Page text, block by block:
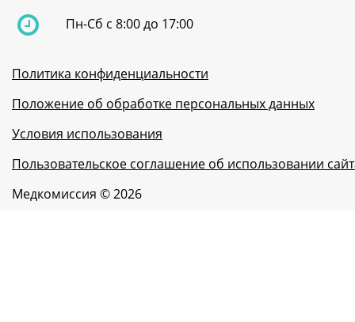
Пн-Сб с 8:00 до 17:00
Политика конфиденциальности
Положение об обработке персональных данных
Условия использования
Пользовательское соглашение об использовании
Медкомиссия © 2026